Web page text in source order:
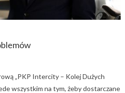
„PKP Intercity – Kolej Dużych
wszystkim na tym, żeby dostarczane